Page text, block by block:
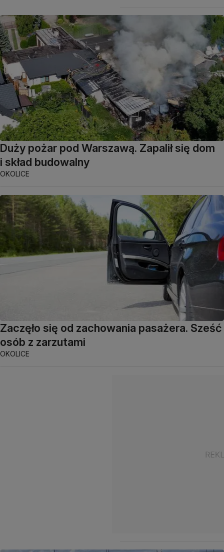
Duży pożar pod Warszawą. Zapalił się dom
i skład budowalny
OKOLICE
Zaczęło się od zachowania pasażera. Sześć
osób z zarzutami
OKOLICE